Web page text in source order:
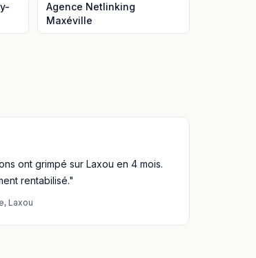
Agence Netlinking
Maxéville
ont grimpé sur Laxou en 4 mois.
rentabilisé."
, Laxou